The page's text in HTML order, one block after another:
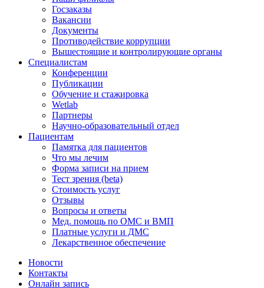
Госзаказы
Вакансии
Документы
Противодействие коррупции
Вышестоящие и контролирующие органы
Специалистам
Конференции
Публикации
Обучение и стажировка
Wetlab
Партнеры
Научно-образовательный отдел
Пациентам
Памятка для пациентов
Что мы лечим
Форма записи на прием
Тест зрения (beta)
Стоимость услуг
Отзывы
Вопросы и ответы
Мед. помощь по ОМС и ВМП
Платные услуги и ДМС
Лекарственное обеспечение
Новости
Контакты
Онлайн запись